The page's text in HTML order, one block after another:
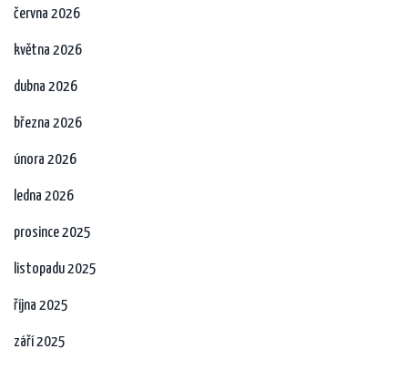
června 2026
května 2026
dubna 2026
března 2026
února 2026
ledna 2026
prosince 2025
listopadu 2025
října 2025
září 2025